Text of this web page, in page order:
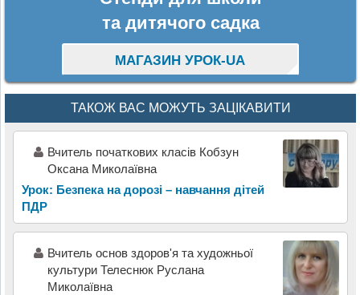
та дитячого садка
МАГАЗИН УРОК-UA
ТАКОЖ ВАС МОЖУТЬ ЗАЦІКАВИТИ
Вчитель початкових класів Кобзун
Оксана Миколаївна
Урок: Безпека на дорозі – навчання дітей
ПДР
Вчитель основ здоров'я та художньої
культури Телеснюк Руслана
Миколаївна